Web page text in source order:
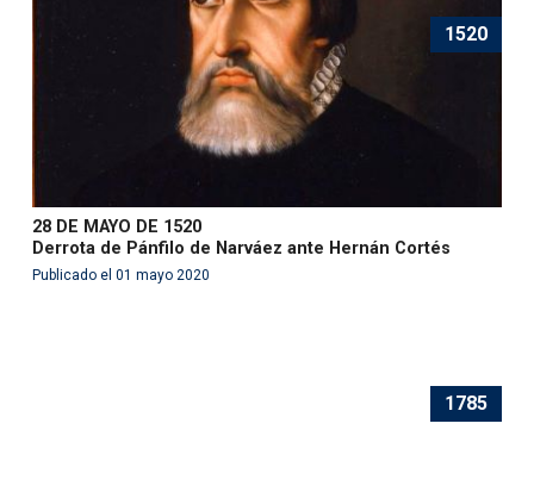
1520
28 DE MAYO DE 1520
Derrota de Pánfilo de Narváez ante Hernán Cortés
Publicado el 01 mayo 2020
1785